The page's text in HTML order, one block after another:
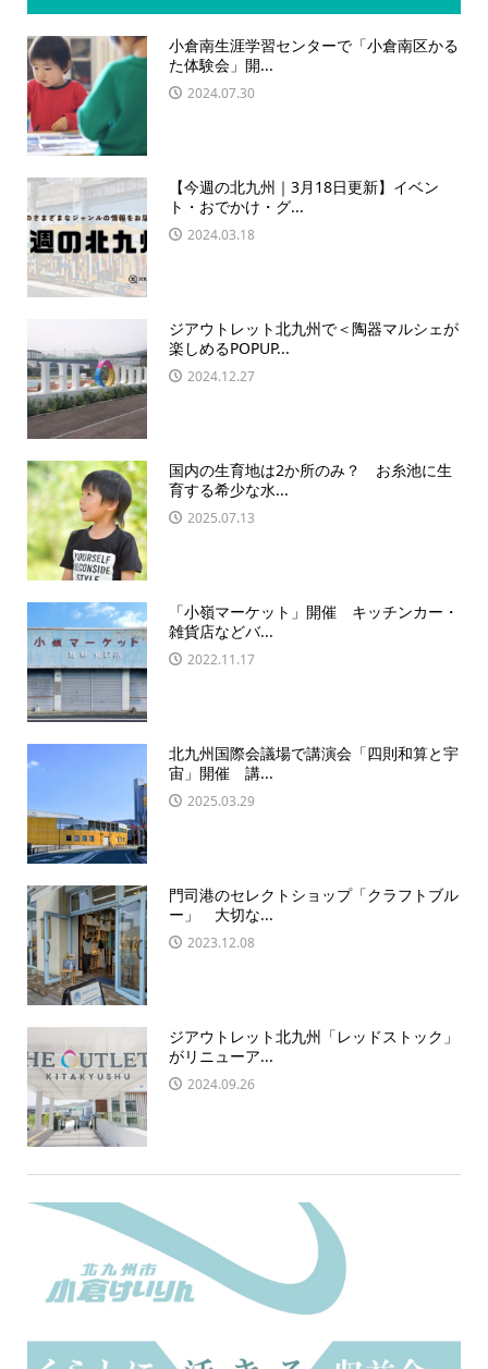
小倉南生涯学習センターで「小倉南区かる
た体験会」開...
2024.07.30
【今週の北九州｜3月18日更新】イベン
ト・おでかけ・グ...
2024.03.18
ジアウトレット北九州で＜陶器マルシェが
楽しめるPOPUP...
2024.12.27
国内の生育地は2か所のみ？ お糸池に生
育する希少な水...
2025.07.13
「小嶺マーケット」開催 キッチンカー・
雑貨店などバ...
2022.11.17
北九州国際会議場で講演会「四則和算と宇
宙」開催 講...
2025.03.29
門司港のセレクトショップ「クラフトブル
ー」 大切な...
2023.12.08
ジアウトレット北九州「レッドストック」
がリニューア...
2024.09.26